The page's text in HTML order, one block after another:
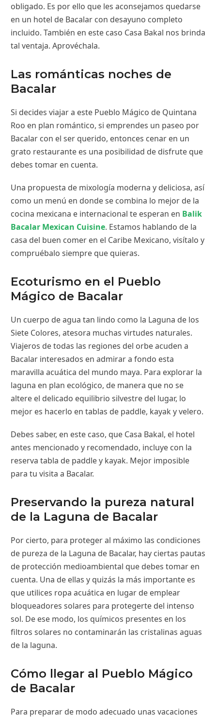
obligado. Es por ello que les aconsejamos quedarse
en un hotel de Bacalar con desayuno completo
incluido. También en este caso Casa Bakal nos brinda
tal ventaja. Aprovéchala.
Las románticas noches de
Bacalar
Si decides viajar a este Pueblo Mágico de Quintana
Roo en plan romántico, si emprendes un paseo por
Bacalar con el ser querido, entonces cenar en un
grato restaurante es una posibilidad de disfrute que
debes tomar en cuenta.
Una propuesta de mixología moderna y deliciosa, así
como un menú en donde se combina lo mejor de la
cocina mexicana e internacional te esperan en Balik
Bacalar Mexican Cuisine. Estamos hablando de la
casa del buen comer en el Caribe Mexicano, visítalo y
compruébalo siempre que quieras.
Ecoturismo en el Pueblo
Mágico de Bacalar
Un cuerpo de agua tan lindo como la Laguna de los
Siete Colores, atesora muchas virtudes naturales.
Viajeros de todas las regiones del orbe acuden a
Bacalar interesados en admirar a fondo esta
maravilla acuática del mundo maya. Para explorar la
laguna en plan ecológico, de manera que no se
altere el delicado equilibrio silvestre del lugar, lo
mejor es hacerlo en tablas de paddle, kayak y velero.
Debes saber, en este caso, que Casa Bakal, el hotel
antes mencionado y recomendado, incluye con la
reserva tabla de paddle y kayak. Mejor imposible
para tu visita a Bacalar.
Preservando la pureza natural
de la Laguna de Bacalar
Por cierto, para proteger al máximo las condiciones
de pureza de la Laguna de Bacalar, hay ciertas pautas
de protección medioambiental que debes tomar en
cuenta. Una de ellas y quizás la más importante es
que utilices ropa acuática en lugar de emplear
bloqueadores solares para protegerte del intenso
sol. De ese modo, los químicos presentes en los
filtros solares no contaminarán las cristalinas aguas
de la laguna.
Cómo llegar al Pueblo Mágico
de Bacalar
Para preparar de modo adecuado unas vacaciones